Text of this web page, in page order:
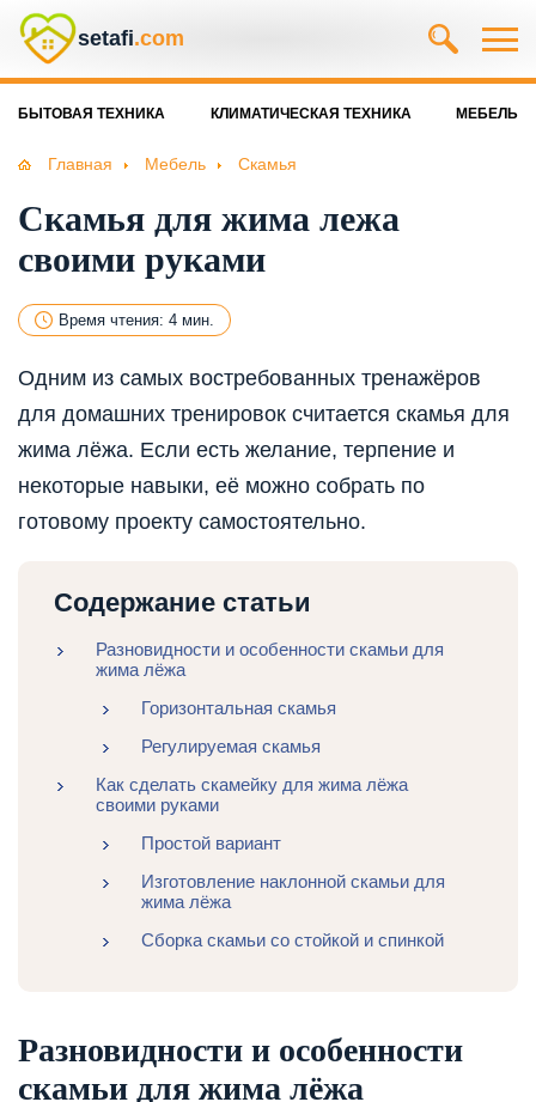
setafi.com
БЫТОВАЯ ТЕХНИКА КЛИМАТИЧЕСКАЯ ТЕХНИКА МЕБЕЛЬ
Главная Мебель Скамья
Скамья для жима лежа
своими руками
Время чтения: 4 мин.
Одним из самых востребованных тренажёров
для домашних тренировок считается скамья для
жима лёжа. Если есть желание, терпение и
некоторые навыки, её можно собрать по
готовому проекту самостоятельно.
Содержание статьи
Разновидности и особенности скамьи для
жима лёжа
Горизонтальная скамья
Регулируемая скамья
Как сделать скамейку для жима лёжа
своими руками
Простой вариант
Изготовление наклонной скамьи для
жима лёжа
Сборка скамьи со стойкой и спинкой
Разновидности и особенности
скамьи для жима лёжа